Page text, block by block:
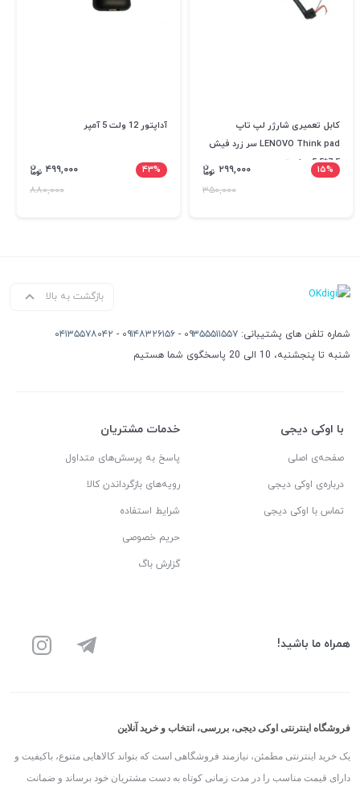
کابل تعمیری شارژر لپ تاپ
LENOVO Think pad سر زرد فیش
7.5*5.5 میلیمتر
۱۵%
۲۹۹,۰۰۰
۳۵۰,۰۰۰
آداپتور 12 ولت 5 آمپر
۴۳%
۴۹۹,۰۰۰
۸۸۰,۰۰۰
بازگشت به بالا
شماره تلفن های پشتیبانی: ۰۹۳۵۵۵۱۱۵۵۷ - ۰۹۱۴۸۳۲۶۱۵۶ - ۰۴۱۳۵۵۷۸۰۴۲
شنبه تا پنجشنبه، 10 الی 20 پاسخگوی شما هستیم
با اوکی دیجی
صفحه‌ی اصلی
درباره‌ی اوکی دیجی
تماس با اوکی دیجی
خدمات مشتریان
پاسخ به پرسش‌های متداول
رویه‌های بازگرداندن کالا
شرایط استفاده
حریم خصوصی
گزارش باگ
همراه ما باشید!
فروشگاه اینترنتی اوکی دیجی، بررسی، انتخاب و خرید آنلاین
یک خرید اینترنتی مطمئن، نیازمند فروشگاهی است که بتواند کالاهایی متنوع، باکیفیت و
دارای قیمت مناسب را در مدت زمانی کوتاه به دست مشتریان خود برساند و ضمانت